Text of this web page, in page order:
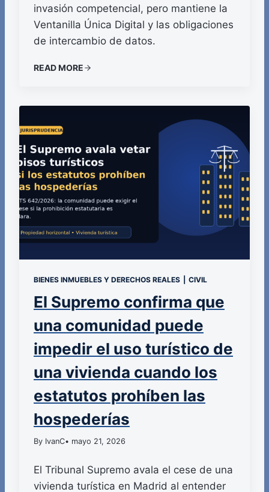
invasión competencial, pero mantiene la
Ventanilla Única Digital y las obligaciones
de intercambio de datos.
READ MORE
BIENES INMUEBLES Y DERECHOS REALES CIVIL
El Supremo confirma que
una comunidad puede
impedir el uso turístico de
una vivienda cuando los
estatutos prohíben las
hospederías
By IvanC• mayo 21, 2026
El Tribunal Supremo avala el cese de una
vivienda turística en Madrid al entender